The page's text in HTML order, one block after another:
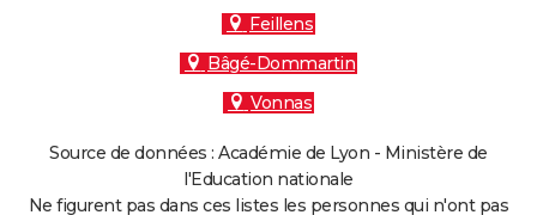
Feillens
Bâgé-Dommartin
Vonnas
Source de données : Académie de Lyon - Ministère de
l'Education nationale
Ne figurent pas dans ces listes les personnes qui n'ont pas